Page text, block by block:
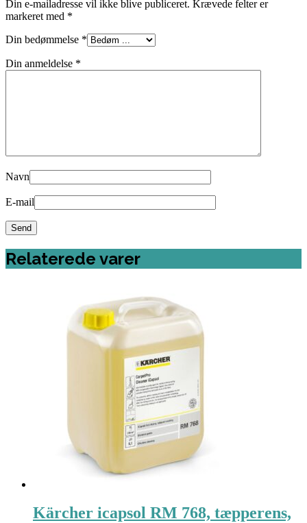
Din e-mailadresse vil ikke blive publiceret. Krævede felter er
markeret med *
Din bedømmelse *
Din anmeldelse *
Navn
E-mail
Relaterede varer
Kärcher icapsol RM 768, tæpperens,